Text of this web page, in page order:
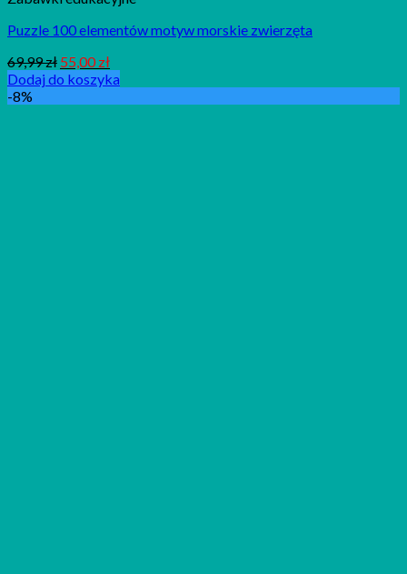
Puzzle 100 elementów motyw morskie zwierzęta
69,99zł 55,00zł
Dodaj do koszyka
-8%